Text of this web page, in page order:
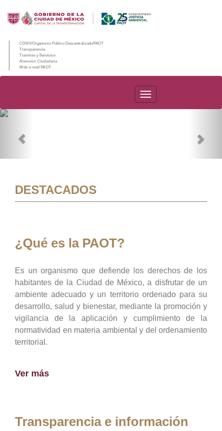
CDMX/Organismo Público Descentralizado/PAOT
Transparencia
Trámites y Servicios
Atención Ciudadana
Web e-mail PAOT
PAOT
DESTACADOS
¿Qué es la PAOT?
Es un organismo que defiende los derechos de los
habitantes de la Ciudad de México, a disfrutar de un
ambiente adecuado y un territorio ordenado para su
desarrollo, salud y bienestar, mediante la promoción y
vigilancia de la aplicación y cumplimiento de la
normatividad en materia ambiental y del ordenamiento
territorial.
Ver más
Transparencia e información